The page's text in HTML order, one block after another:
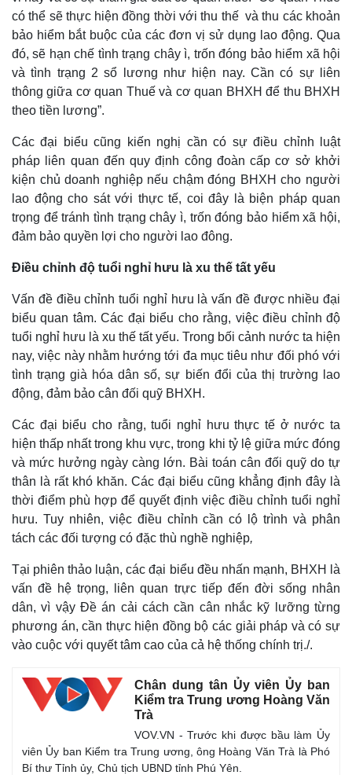
Tin nóng
Tư vấn luật
Việt Nam
Phân tích
Thể thao
Thế giới thể thao
eSports
Ô tô - Xe máy
Xe máy
Tư vấn
có thể sẽ thực hiện đồng thời với thu thế và thu các khoản
bảo hiểm bắt buộc của các đơn vị sử dụng lao động. Qua
đó, sẽ hạn chế tình trạng chây ì, trốn đóng bảo hiểm xã hội
và tình trạng 2 sổ lương như hiện nay. Cần có sự liên
thông giữa cơ quan Thuế và cơ quan BHXH để thu BHXH
theo tiền lương”.
Các đại biểu cũng kiến nghị cần có sự điều chỉnh luật
pháp liên quan đến quy định công đoàn cấp cơ sở khởi
kiện chủ doanh nghiệp nếu chậm đóng BHXH cho người
lao động cho sát với thực tế, coi đây là biện pháp quan
trọng để tránh tình trạng chây ì, trốn đóng bảo hiểm xã hội,
đảm bảo quyền lợi cho người lao đông.
Điều chỉnh độ tuổi nghỉ hưu là xu thế tất yếu
Vấn đề điều chỉnh tuổi nghỉ hưu là vấn đề được nhiều đại
biểu quan tâm. Các đại biểu cho rằng, việc điều chỉnh độ
tuổi nghỉ hưu là xu thế tất yếu. Trong bối cảnh nước ta hiện
nay, việc này nhằm hướng tới đa mục tiêu như đối phó với
tình trạng già hóa dân số, sự biến đổi của thị trường lao
động, đảm bảo cân đối quỹ BHXH.
Các đại biểu cho rằng, tuổi nghỉ hưu thực tế ở nước ta
hiện thấp nhất trong khu vực, trong khi tỷ lệ giữa mức đóng
và mức hưởng ngày càng lớn. Bài toán cân đối quỹ do tự
thân là rất khó khăn. Các đại biểu cũng khẳng định đây là
thời điểm phù hợp để quyết định việc điều chỉnh tuổi nghỉ
hưu. Tuy nhiên, việc điều chỉnh cần có lộ trình và phân
tách các đối tượng có đặc thù nghề nghiệp,
Tại phiên thảo luận, các đại biểu đều nhấn mạnh, BHXH là
vấn đề hệ trọng, liên quan trực tiếp đến đời sống nhân
dân, vì vậy Đề án cải cách cần cân nhắc kỹ lưỡng từng
phương án, cần thực hiện đồng bộ các giải pháp và có sự
vào cuộc với quyết tâm cao của cả hệ thống chính trị./.
Chân dung tân Ủy viên Ủy ban
Kiểm tra Trung ương Hoàng Văn
Trà
VOV.VN - Trước khi được bầu làm Ủy
viên Ủy ban Kiểm tra Trung ương, ông Hoàng Văn Trà là Phó
Bí thư Tỉnh ủy, Chủ tịch UBND tỉnh Phú Yên.